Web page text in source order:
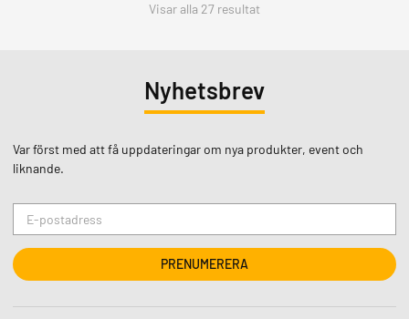
Visar alla 27 resultat
Nyhetsbrev
Var först med att få uppdateringar om nya produkter, event och
liknande.